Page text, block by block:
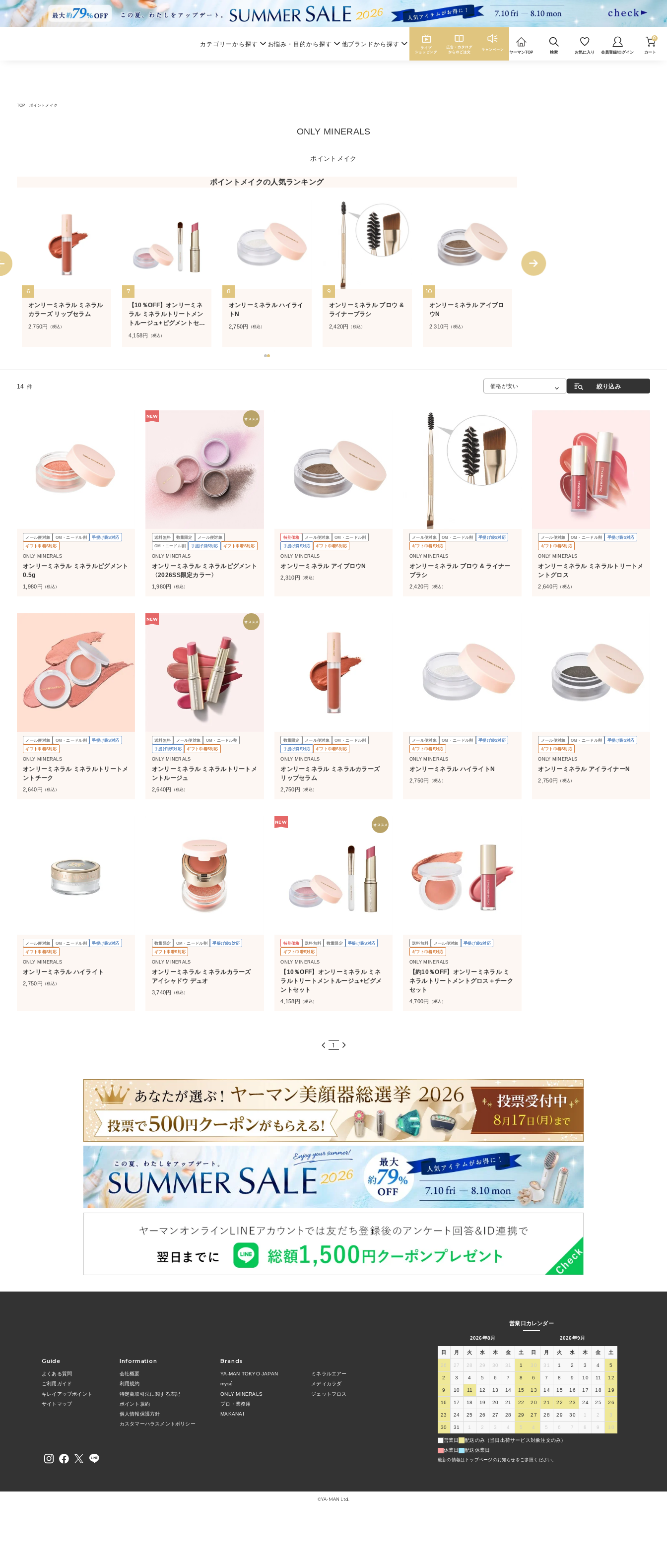
カテゴリーから探す お悩み・目的から探す 他ブランドから探す
ヤーマンTOP 検索 お気に入り 会員登録/ログイン カート
0
TOP ポイントメイク
ONLY MINERALS
ポイントメイク
ポイントメイクの人気ランキング
6
オンリーミネラル ミネラル
カラーズ リップセラム
2,750円 （税込）
7
【10％OFF】オンリーミネ
ラル ミネラルトリートメン
トルージュ+ピグメントセッ
4,158円 （税込）
8
オンリーミネラル ハイライ
トN
2,750円 （税込）
9
オンリーミネラル ブロウ &
ライナーブラシ
2,420円 （税込）
10
オンリーミネラル アイブロ
ウN
2,310円 （税込）
14 件 価格が安い 絞り込み
メール便対象 OM・ニードル割
手提げ袋S対応
ギフト巾着S対応
ONLY MINERALS
オンリーミネラル ミネラルピグメント
0.5g
1,980円 （税込）
NEW オススメ
送料無料 数量限定
メール便対象
OM・ニードル割
手提げ袋S対応 ギフト巾着S対応
ONLY MINERALS
オンリーミネラル ミネラルピグメント
〈2026SS限定カラー〉
1,980円 （税込）
特別価格 メール便対象
OM・ニードル割
手提げ袋S対応
ギフト巾着S対応
ONLY MINERALS
オンリーミネラル アイブロウN
2,310円 （税込）
メール便対象 OM・ニードル割
手提げ袋S対応
ギフト巾着S対応
ONLY MINERALS
オンリーミネラル ブロウ & ライナー
ブラシ
2,420円 （税込）
メール便対象 OM・ニードル割
手提げ袋S対応
ギフト巾着S対応
ONLY MINERALS
オンリーミネラル ミネラルトリートメ
ントグロス
2,640円 （税込）
メール便対象 OM・ニードル割
手提げ袋S対応
ギフト巾着S対応
ONLY MINERALS
オンリーミネラル ミネラルトリートメ
ントチーク
2,640円 （税込）
NEW オススメ
送料無料 メール便対象
OM・ニードル割
手提げ袋S対応
ギフト巾着S対応
ONLY MINERALS
オンリーミネラル ミネラルトリートメ
ントルージュ
2,640円 （税込）
数量限定 メール便対象
OM・ニードル割
手提げ袋S対応
ギフト巾着S対応
ONLY MINERALS
オンリーミネラル ミネラルカラーズ
リップセラム
2,750円 （税込）
メール便対象 OM・ニードル割
手提げ袋S対応
ギフト巾着S対応
ONLY MINERALS
オンリーミネラル ハイライトN
2,750円 （税込）
メール便対象 OM・ニードル割
手提げ袋S対応
ギフト巾着S対応
ONLY MINERALS
オンリーミネラル アイライナーN
2,750円 （税込）
メール便対象 OM・ニードル割
手提げ袋S対応
ギフト巾着S対応
ONLY MINERALS
オンリーミネラル ハイライト
2,750円 （税込）
数量限定 OM・ニードル割
手提げ袋S対応
ギフト巾着S対応
ONLY MINERALS
オンリーミネラル ミネラルカラーズ
アイシャドウ デュオ
3,740円 （税込）
NEW オススメ
特別価格 送料無料 数量限定
手提げ袋S対応
ギフト巾着S対応
ONLY MINERALS
【10％OFF】オンリーミネラル ミネ
ラルトリートメントルージュ+ピグメ
ントセット
4,158円 （税込）
送料無料 メール便対象
手提げ袋S対応
ギフト巾着S対応
ONLY MINERALS
【約10％OFF】オンリーミネラル ミ
ネラルトリートメントグロス＋チーク
セット
4,700円 （税込）
1
Guide
よくある質問
ご利用ガイド
キレイアップポイント
サイトマップ
Information
会社概要
利用規約
特定商取引法に関する表記
ポイント規約
個人情報保護方針
カスタマーハラスメントポリシー
Brands
YA-MAN TOKYO JAPAN
mysé
ONLY MINERALS
プロ・業務用
MAKANAI
ミネラルエアー
メディカラダ
ジェットフロス
営業日カレンダー
2026年8月
日 月 火 水 木 金 土
26 27 28 29 30 31 1
2 3 4 5 6 7 8
9 10 11 12 13 14 15
16 17 18 19 20 21 22
23 24 25 26 27 28 29
30 31 1 2 3 4 5
2026年9月
日 月 火 水 木 金 土
30 31 1 2 3 4 5
6 7 8 9 10 11 12
13 14 15 16 17 18 19
20 21 22 23 24 25 26
27 28 29 30 1 2 3
4 5 6 7 8 9 10
営業日
配送のみ（当日出荷サービス対象注文のみ）
休業日
配送休業日
最新の情報はトップページのお知らせをご参照ください。
©︎YA-MAN Ltd.